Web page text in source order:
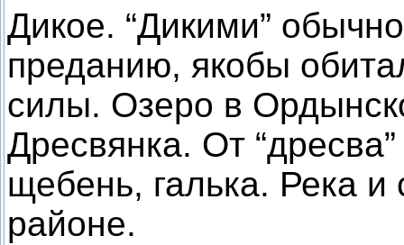
Дикое. “Дикими”
преданию, якобы
силы. Озеро в
Дресвянка. От
щебень, галька. Река
районе.